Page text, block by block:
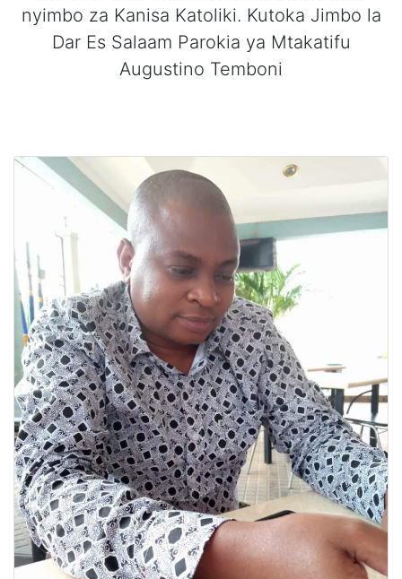
nyimbo za Kanisa Katoliki. Kutoka Jimbo la
Dar Es Salaam Parokia ya Mtakatifu
Augustino Temboni